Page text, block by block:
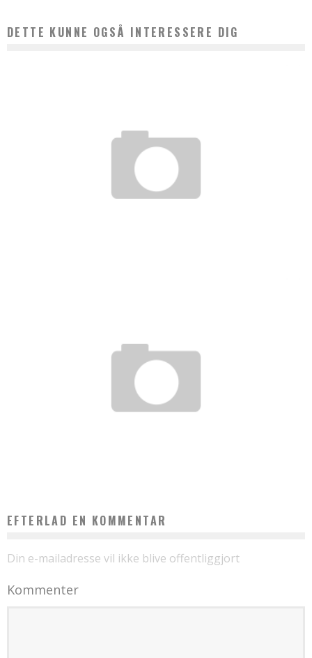
DETTE KUNNE OGSÅ INTERESSERE DIG
EFTERLAD EN KOMMENTAR
Din e-mailadresse vil ikke blive offentliggjort
Kommenter